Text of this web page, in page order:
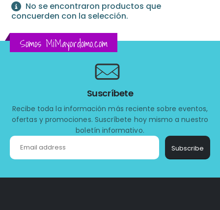
No se encontraron productos que
concuerden con la selección.
Somos MiMayordomo.com
Suscríbete
Recibe toda la información más reciente sobre eventos,
ofertas y promociones. Suscríbete hoy mismo a nuestro
boletín informativo.
Subscribe